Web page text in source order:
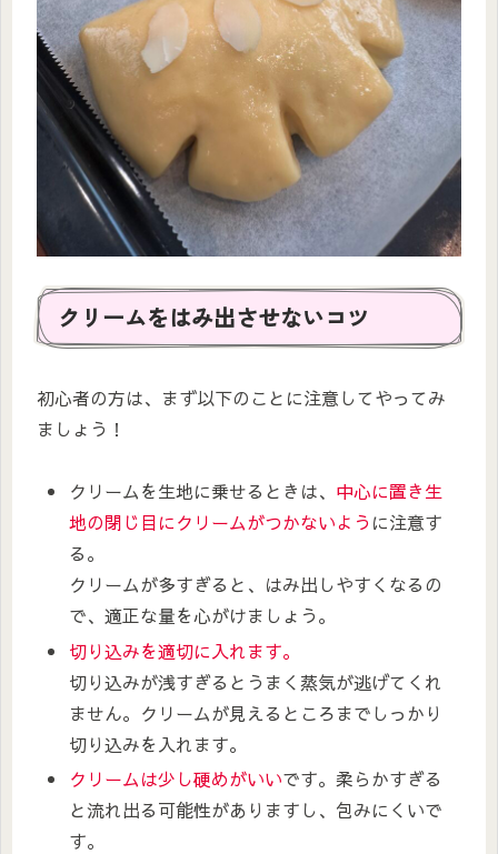
クリームをはみ出させないコツ
初心者の方は、まず以下のことに注意してやってみ
ましょう！
クリームを生地に乗せるときは、 中心に置き生
地の閉じ目にクリームがつかないよう に注意す
る。
クリームが多すぎると、はみ出しやすくなるの
で、適正な量を心がけましょう。
切り込みを適切に入れます。
切り込みが浅すぎるとうまく蒸気が逃げてくれ
ません。クリームが見えるところまでしっかり
切り込みを入れます。
クリームは少し硬めがいいです。柔らかすぎる
と流れ出る可能性がありますし、包みにくいで
す。